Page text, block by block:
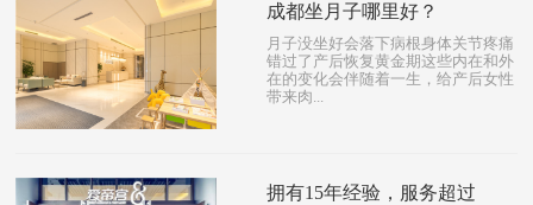
成都坐月子哪里好？
月子没坐好会落下病根身体关节疼痛
错过了产后恢复黄金期这些内在和外
在的变化会伴随着一生，给产后女性
带来肉...
拥有15年经验，服务超过